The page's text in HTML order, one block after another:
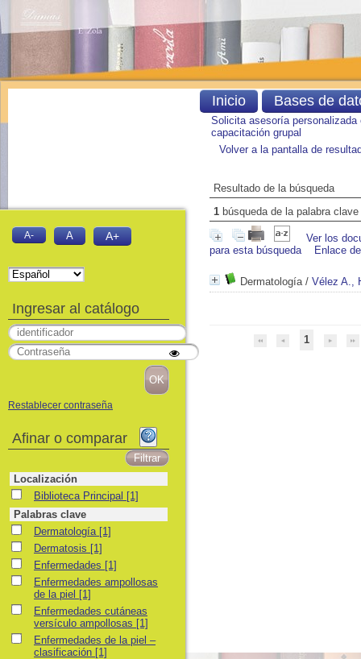
Solicita asesoría personalizada
capacitación grupal
Volver a la pantalla de
Resultado de la búsqueda
1 búsqueda de la palabra clave
Ver los
para esta búsqueda
Enlace
Dermatología/ Vélez A.,
1
Inicio Bases de
A- A A+
Ingresar al catálogo
Restablecer contraseña
Afinar o comparar
Localización
Biblioteca Principal
Biblioteca Principal [1]
Palabras clave
Dermatología
Dermatología [1]
Dermatosis
Dermatosis [1]
Enfermedades
Enfermedades [1]
Enfermedades ampollosas de la piel
Enfermedades ampollosas
de la piel [1]
Enfermedades cutáneas versículo ampollosas
Enfermedades cutáneas
versículo ampollosas [1]
Enfermedades de la piel – clasificación
Enfermedades de la piel –
clasificación [1]